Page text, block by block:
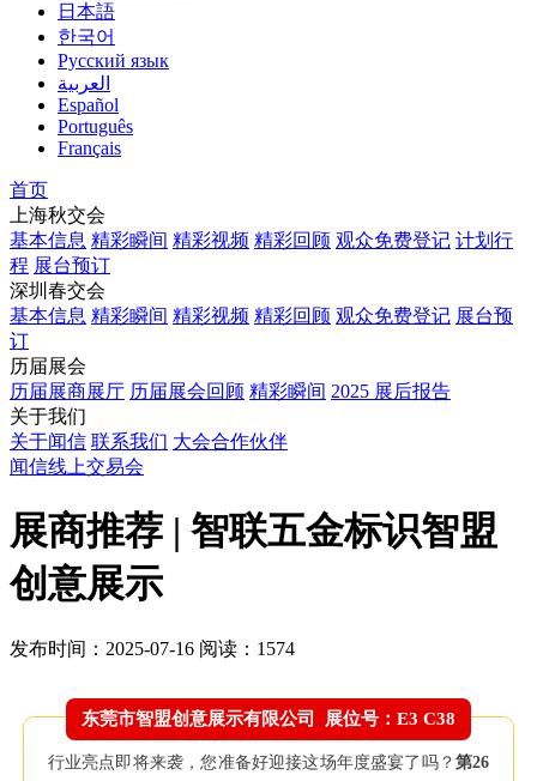
日本語
한국어
Русский язык
العربية
Español
Português
Français
首页
上海秋交会
基本信息 精彩瞬间 精彩视频 精彩回顾 观众免费登记 计划行
程 展台预订
深圳春交会
基本信息 精彩瞬间 精彩视频 精彩回顾 观众免费登记 展台预
订
历届展会
历届展商展厅 历届展会回顾 精彩瞬间 2025 展后报告
关于我们
关于闻信 联系我们 大会合作伙伴
闻信线上交易会
展商推荐 | 智联五金标识智盟
创意展示
发布时间：2025-07-16 阅读：1574
东莞市智盟创意展示有限公司 展位号：E3 C38
行业亮点即将来袭，您准备好迎接这场年度盛宴了吗？第26